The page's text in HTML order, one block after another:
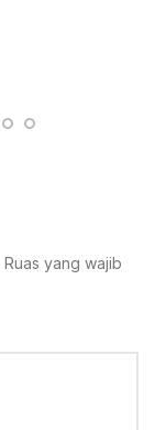
Ruas yang wajib